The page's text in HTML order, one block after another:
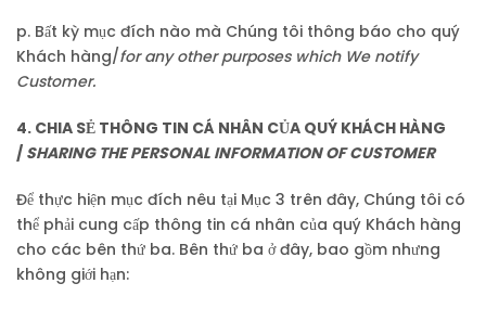
p. Bất kỳ mục đích nào mà Chúng tôi thông báo cho quý
Khách hàng/for any other purposes which We notify
Customer.
4. CHIA SẺ THÔNG TIN CÁ NHÂN CỦA QUÝ KHÁCH HÀNG
/ SHARING THE PERSONAL INFORMATION OF CUSTOMER
Để thực hiện mục đích nêu tại Mục 3 trên đây, Chúng tôi có
thể phải cung cấp thông tin cá nhân của quý Khách hàng
cho các bên thứ ba. Bên thứ ba ở đây, bao gồm nhưng
không giới hạn: